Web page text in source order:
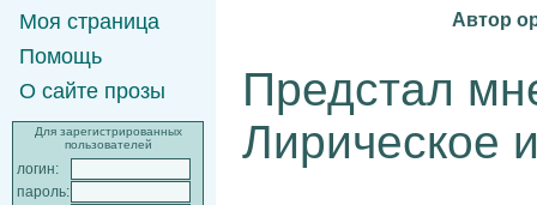
Моя страница
Помощь
О сайте прозы
Для зарегистрированных
пользователей
логин:
пароль:
Автор
Предстал
Лирическое